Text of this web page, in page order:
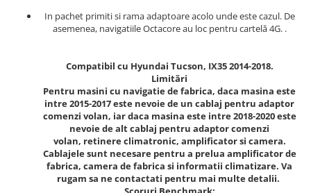
In pachet primiti si rama adaptoare acolo unde este cazul. De
asemenea, navigatiile Octacore au loc pentru cartelă 4G. .
Compatibil cu Hyundai Tucson, IX35 2014-2018.
Limitări
Pentru masini cu navigatie de fabrica, daca masina este
intre 2015-2017 este nevoie de un cablaj pentru adaptor
comenzi volan, iar daca masina este intre 2018-2020 este
nevoie de alt cablaj pentru adaptor comenzi
volan, retinere climatronic, amplificator si camera.
Cablajele sunt necesare pentru a prelua amplificator de
fabrica, camera de fabrica si informatii climatizare. Va
rugam sa ne contactati pentru mai multe detalii.